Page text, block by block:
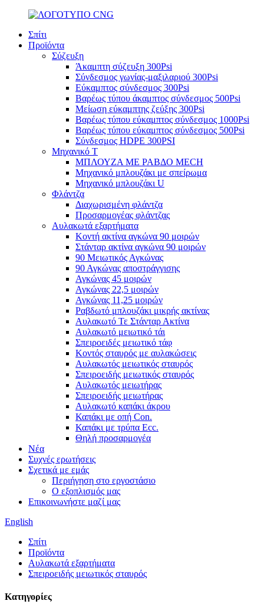
Σπίτι
Προϊόντα
Σύζευξη
Άκαμπτη σύζευξη 300Psi
Σύνδεσμος γωνίας-μαξιλαριού 300Psi
Εύκαμπτος σύνδεσμος 300Psi
Βαρέως τύπου άκαμπτος σύνδεσμος 500Psi
Μείωση εύκαμπτης ζεύξης 300Psi
Βαρέως τύπου εύκαμπτος σύνδεσμος 1000Psi
Βαρέως τύπου εύκαμπτος σύνδεσμος 500Psi
Σύνδεσμος HDPE 300PSI
Μηχανικό Τ
ΜΠΛΟΥΖΑ ΜΕ ΡΑΒΔΟ MECH
Μηχανικό μπλουζάκι με σπείρωμα
Μηχανικό μπλουζάκι U
Φλάντζα
Διαχωρισμένη φλάντζα
Προσαρμογέας φλάντζας
Αυλακωτά εξαρτήματα
Κοντή ακτίνα αγκώνα 90 μοιρών
Στάνταρ ακτίνα αγκώνα 90 μοιρών
90 Μειωτικός Αγκώνας
90 Αγκώνας αποστράγγισης
Αγκώνας 45 μοιρών
Αγκώνας 22,5 μοιρών
Αγκώνας 11,25 μοιρών
Ραβδωτό μπλουζάκι μικρής ακτίνας
Αυλακωτό Τε Στάνταρ Ακτίνα
Αυλακωτό μειωτικό τάι
Σπειροειδές μειωτικό τάφ
Κοντός σταυρός με αυλακώσεις
Αυλακωτός μειωτικός σταυρός
Σπειροειδής μειωτικός σταυρός
Αυλακωτός μειωτήρας
Σπειροειδής μειωτήρας
Αυλακωτό καπάκι άκρου
Καπάκι με οπή Con.
Καπάκι με τρύπα Ecc.
Θηλή προσαρμογέα
Νέα
Συχνές ερωτήσεις
Σχετικά με εμάς
Περιήγηση στο εργοστάσιο
Ο εξοπλισμός μας
Επικοινωνήστε μαζί μας
English
Σπίτι
Προϊόντα
Αυλακωτά εξαρτήματα
Σπειροειδής μειωτικός σταυρός
Κατηγορίες